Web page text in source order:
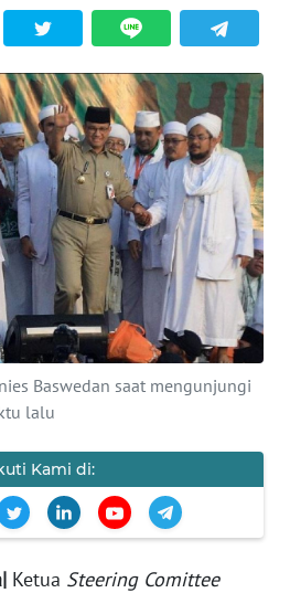
Baswedan saat mengunjungi
lalu
Kami di:
Ketua Steering Comittee